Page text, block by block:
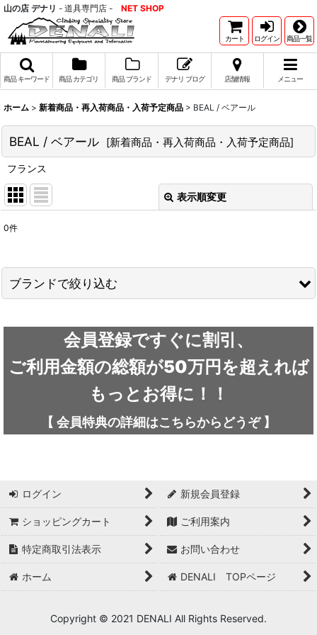
山の店 デナリ - 道具専門店 - NET SHOP
カート ログイン 商品一覧
商品 キーワード 商品 カテゴリ 商品 ブランド デナリ ブログ 店舗情報 メニュー
ホーム > 新着商品・再入荷商品・入荷予定商品 > BEAL / ベアール
BEAL / ベアール [新着商品・再入荷商品・入荷予定商品]
フランス
表示順変更
並び順
0件
ブランドで絞り込む
outdoor element / アウトドアエレメント
AKLIMA / アクリマ
adidas FIVE TEN / アディダス ファイブテン
Atlas / アトラス
ARAI TENT(RIPEN) / アライテント(ライペン)
UNPARALLEL / アンパラレル
会員登録ですぐに割引、
ご利用金額の総額が50万円を超えれば
もっとお得に！！
【 会員特典の詳細はこちらから どうぞ】
ログイン 新規会員登録
ショッピングカート ご利用案内
特定商取引法表示 お問い合わせ
ホーム DENALI TOPページ
Copyright © 2021 DENALI All Rights Reserved.